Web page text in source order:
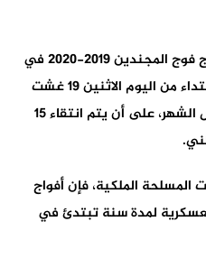
للإشارة، فإن عملية انتقاء وإدماج فوج المجندين 2019-2020 في
إطار الخدمة العسكرية، ستتم ابتداء من اليوم الاثنين 19 غشت
2019 وستنتهي يوم 31 من نفس الشهر، على أن يتم انتقاء 15
المسلحة الملكية، فإن أفواج
لمدة سنة تبتدئ في